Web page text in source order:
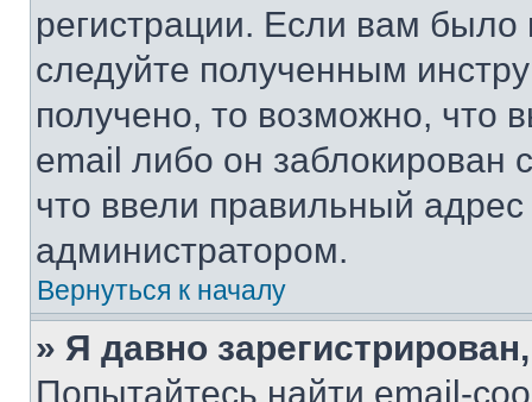
регистрации. Если вам
следуйте полученным
получено, то возможно, что
email либо он
что ввели правильный адрес
администратором.
Вернуться к началу
» Я давно
Попытайтесь найти email-